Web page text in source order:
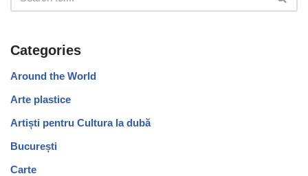
Categories
Around the World
Arte plastice
Artiști pentru Cultura la dubă
București
Carte